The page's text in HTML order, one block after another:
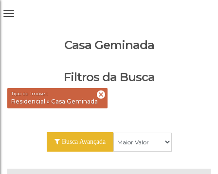
Casa Geminada
Filtros da Busca
Tipo de Imóvel:
Residencial » Casa Geminada
Busca Avançada